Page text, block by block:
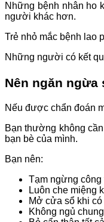
Những bệnh nhân ho
người khác hơn.
Trẻ nhỏ mắc bệnh lao
Những người có kết
Nên ngăn ngừa
Nếu được chẩn đoán
Bạn thường không
bạn bè của mình.
Bạn nên:
Tạm ngừng công
Luôn che miệng
Mở cửa sổ khi
Không ngủ